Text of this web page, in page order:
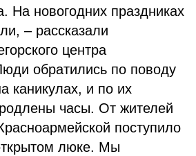
На новогодних праздниках
– рассказали
центра
обратились по поводу
каникулах, и по их
часы. От жителей
поступило
люке. Мы